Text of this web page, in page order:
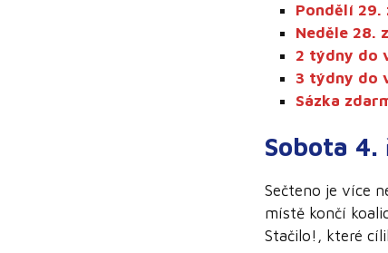
Pondělí 29.
Neděle 28.
2 týdny do
3 týdny do
Sázka
Sobota
Sečteno je více
místě končí
Stačilo!, které